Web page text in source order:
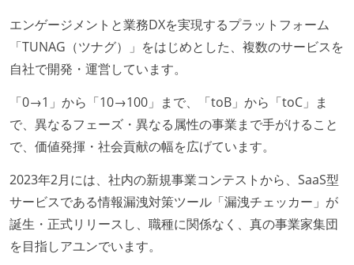
かえりミーティングを行っている
タスク見積もりの単位には絶対量（人日など）ではな
く相対ポイントを用い、極力複数人の意見を調整する
継続的なデプロイ（デリバリー）を行っている
ワークフローの整備
全てのコードをバージョン管理ツールで管理している
各メンバーが実装したコードのマージは Pull Request
ベースで行われる
自動（＝システム化され、1コマンドで実行できる）
エンゲージメントと業務DXを実現するプラットフォーム
「TUNAG（ツナグ）」をはじめとした、複数のサービスを
自社で開発・運営しています。
「0→1」から「10→100」まで、「toB」から「toC」ま
で、異なるフェーズ・異なる属性の事業まで手がけること
で、価値発揮・社会貢献の幅を広げています。
2023年2月には、社内の新規事業コンテストから、SaaS型
サービスである情報漏洩対策ツール「漏洩チェッカー」が
誕生・正式リリースし、職種に関係なく、真の事業家集団
を目指しアユンでいます。